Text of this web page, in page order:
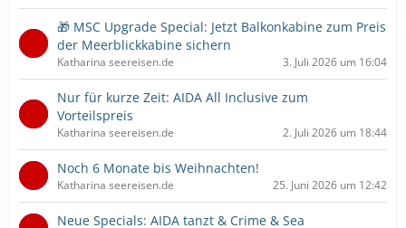
🎁 MSC Upgrade Special: Jetzt Balkonkabine zum Preis
der Meerblickkabine sichern
Katharina seereisen.de 3. Juli 2026 um 16:04
Nur für kurze Zeit: AIDA All Inclusive zum
Vorteilspreis
Katharina seereisen.de 2. Juli 2026 um 18:44
Noch 6 Monate bis Weihnachten!
Katharina seereisen.de 25. Juni 2026 um 12:42
Neue Specials: AIDA tanzt & Crime & Sea